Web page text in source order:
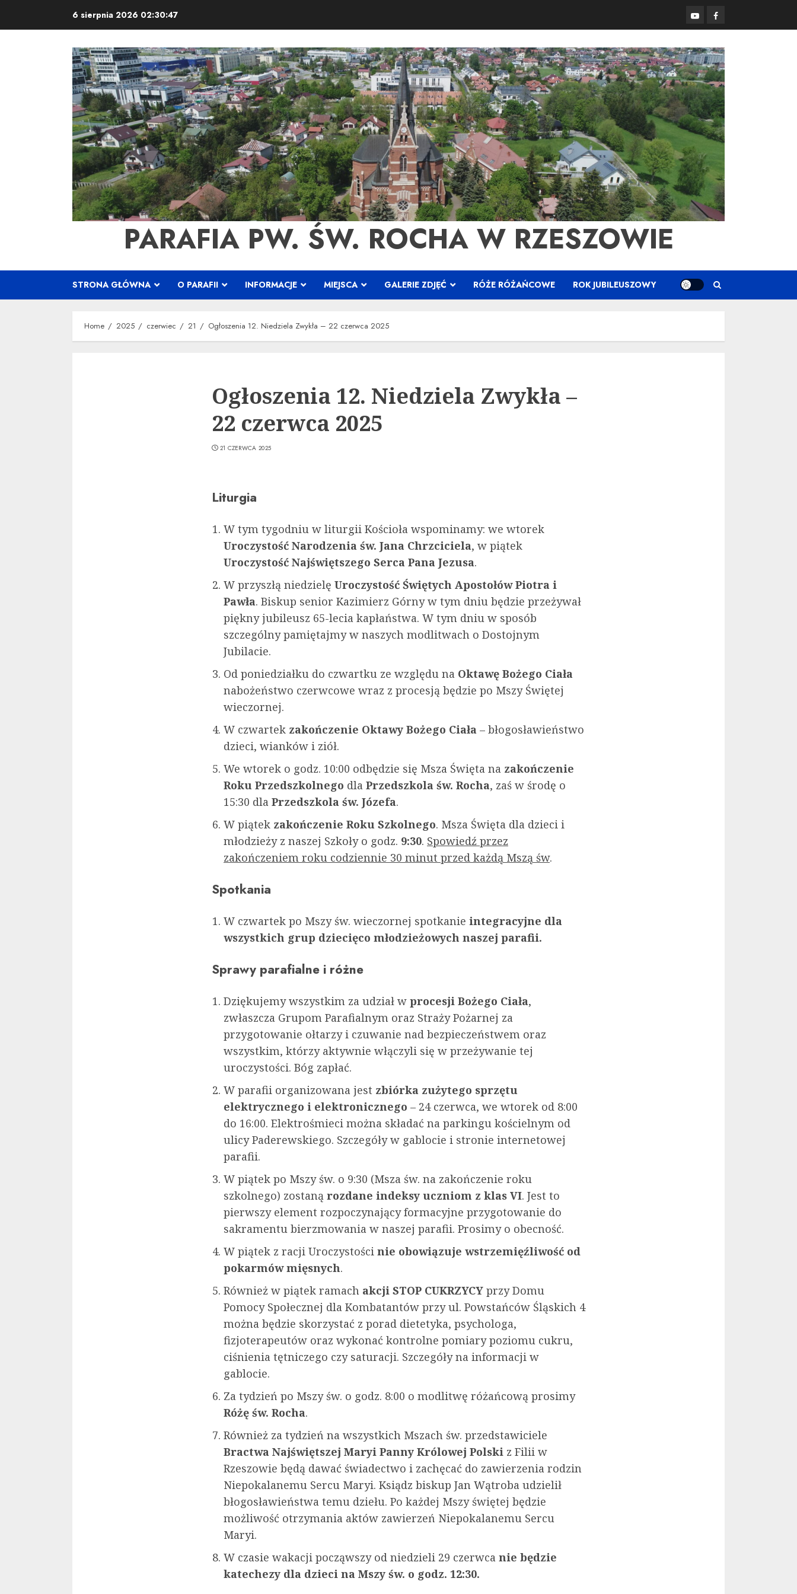
6 sierpnia 2026 02:30:47 YouTubeFacebook
PARAFIA PW. ŚW. ROCHA W RZESZOWIE
STRONA GŁÓWNA O PARAFII INFORMACJE MIEJSCA GALERIE ZDJĘĆ RÓŻE RÓŻAŃCOWE ROK JUBILEUSZOWY
Home 2025 czerwiec 21 Ogłoszenia 12. Niedziela Zwykła – 22 czerwca 2025
Ogłoszenia 12. Niedziela Zwykła –
22 czerwca 2025
21 CZERWCA 2025
Liturgia
W tym tygodniu w liturgii Kościoła wspominamy: we wtorek
Uroczystość Narodzenia św. Jana Chrzciciela, w piątek
Uroczystość Najświętszego Serca Pana Jezusa.
W przyszłą niedzielę Uroczystość Świętych Apostołów Piotra i
Pawła. Biskup senior Kazimierz Górny w tym dniu będzie przeżywał
piękny jubileusz 65-lecia kapłaństwa. W tym dniu w sposób
szczególny pamiętajmy w naszych modlitwach o Dostojnym
Jubilacie.
Od poniedziałku do czwartku ze względu na Oktawę Bożego Ciała
nabożeństwo czerwcowe wraz z procesją będzie po Mszy Świętej
wieczornej.
W czwartek zakończenie Oktawy Bożego Ciała – błogosławieństwo
dzieci, wianków i ziół.
We wtorek o godz. 10:00 odbędzie się Msza Święta na zakończenie
Roku Przedszkolnego dla Przedszkola św. Rocha, zaś w środę o
15:30 dla Przedszkola św. Józefa.
W piątek zakończenie Roku Szkolnego. Msza Święta dla dzieci i
młodzieży z naszej Szkoły o godz. 9:30. Spowiedź przez
zakończeniem roku codziennie 30 minut przed każdą Mszą św.
Spotkania
W czwartek po Mszy św. wieczornej spotkanie integracyjne dla
wszystkich grup dziecięco młodzieżowych naszej parafii.
Sprawy parafialne i różne
Dziękujemy wszystkim za udział w procesji Bożego Ciała,
zwłaszcza Grupom Parafialnym oraz Straży Pożarnej za
przygotowanie ołtarzy i czuwanie nad bezpieczeństwem oraz
wszystkim, którzy aktywnie włączyli się w przeżywanie tej
uroczystości. Bóg zapłać.
W parafii organizowana jest zbiórka zużytego sprzętu
elektrycznego i elektronicznego – 24 czerwca, we wtorek od 8:00
do 16:00. Elektrośmieci można składać na parkingu kościelnym od
ulicy Paderewskiego. Szczegóły w gablocie i stronie internetowej
parafii.
W piątek po Mszy św. o 9:30 (Msza św. na zakończenie roku
szkolnego) zostaną rozdane indeksy uczniom z klas VI. Jest to
pierwszy element rozpoczynający formacyjne przygotowanie do
sakramentu bierzmowania w naszej parafii. Prosimy o obecność.
W piątek z racji Uroczystości nie obowiązuje wstrzemięźliwość od
pokarmów mięsnych.
Również w piątek ramach akcji STOP CUKRZYCY przy Domu
Pomocy Społecznej dla Kombatantów przy ul. Powstańców Śląskich 4
można będzie skorzystać z porad dietetyka, psychologa,
fizjoterapeutów oraz wykonać kontrolne pomiary poziomu cukru,
ciśnienia tętniczego czy saturacji. Szczegóły na informacji w
gablocie.
Za tydzień po Mszy św. o godz. 8:00 o modlitwę różańcową prosimy
Różę św. Rocha.
Również za tydzień na wszystkich Mszach św. przedstawiciele
Bractwa Najświętszej Maryi Panny Królowej Polski z Filii w
Rzeszowie będą dawać świadectwo i zachęcać do zawierzenia rodzin
Niepokalanemu Sercu Maryi. Ksiądz biskup Jan Wątroba udzielił
błogosławieństwa temu dziełu. Po każdej Mszy świętej będzie
możliwość otrzymania aktów zawierzeń Niepokalanemu Sercu
Maryi.
W czasie wakacji począwszy od niedzieli 29 czerwca nie będzie
katechezy dla dzieci na Mszy św. o godz. 12:30.